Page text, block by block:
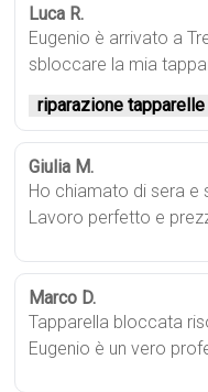
Luca R.
Eugenio è arrivato a
sbloccare la mia
riparazione
Giulia M.
Ho chiamato di sera e
Lavoro perfetto e
Marco D.
Tapparella bloccata
Eugenio è un vero